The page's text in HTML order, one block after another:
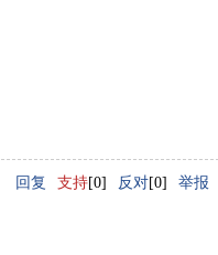
回复 支持[0] 反对[0]
举报